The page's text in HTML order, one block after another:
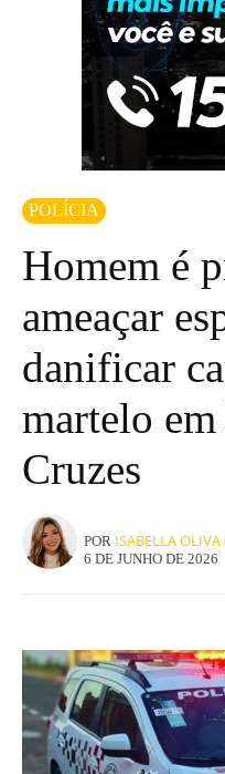
POLÍCIA
Homem é
ameaçar
danificar
martelo
Cruzes
POR ISABELLA OLIVA
6 DE JUNHO DE 2026